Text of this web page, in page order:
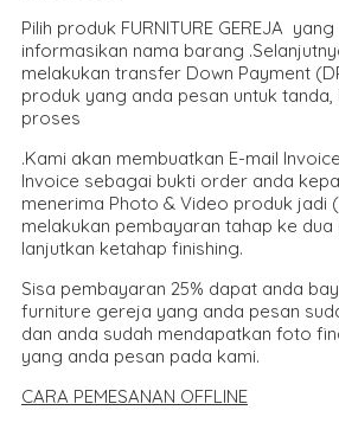
Pilih produk FURNITURE GEREJA
informasikan nama barang
melakukan transfer Down Payment
produk yang anda pesan untuk
proses
.Kami akan membuatkan E-mail
Invoice sebagai bukti order anda
menerima Photo & Video produk jadi
melakukan pembayaran tahap ke dua
lanjutkan ketahap finishing.
Sisa pembayaran 25% dapat anda
furniture gereja yang anda pesan
dan anda sudah mendapatkan foto
yang anda pesan pada kami.
CARA PEMESANAN OFFLINE